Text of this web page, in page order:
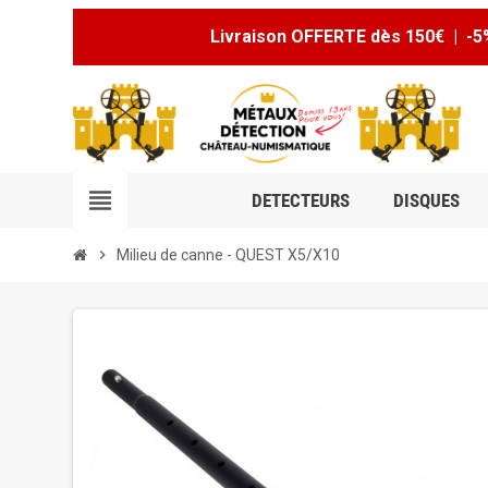
Livraison OFFERTE dès 150€ | -
view_headline DETECTEURS DISQUES
chevron_right Milieu de canne - QUEST X5/X10